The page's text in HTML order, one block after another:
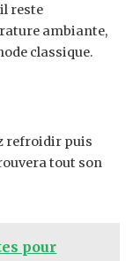
reste
ambiante,
classique.
refroidir puis
tout son
pour